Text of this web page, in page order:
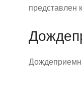
представлен